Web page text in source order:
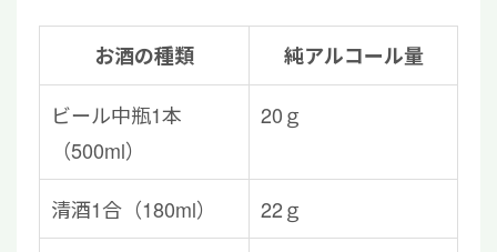
お酒の種類 純アルコール量
ビール中瓶1本
（500ml）
20ｇ
清酒1合（180ml） 22ｇ